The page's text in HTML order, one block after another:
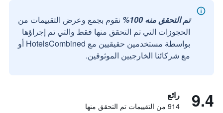
تم التحقق منه 100%
نقوم بجمع وعرض التقييمات من
الحجوزات التي تم التحقق منها فقط والتي تم إجراؤها
بواسطة مستخدمين حقيقيين مع HotelsCombined أو
مع شركائنا الخارجيين الموثوقين.
9.4 رائع
914 من التقييمات تم التحقق منها